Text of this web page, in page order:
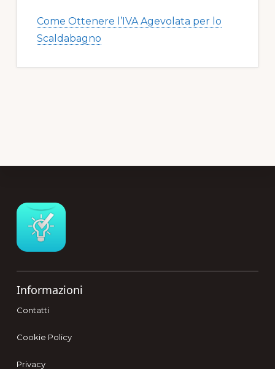
Come Ottenere l’IVA Agevolata per lo
Scaldabagno
Informazioni
Contatti
Cookie Policy
Privacy